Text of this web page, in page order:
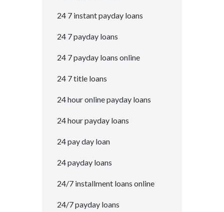
24 7 instant payday loans
24 7 payday loans
24 7 payday loans online
24 7 title loans
24 hour online payday loans
24 hour payday loans
24 pay day loan
24 payday loans
24/7 installment loans online
24/7 payday loans